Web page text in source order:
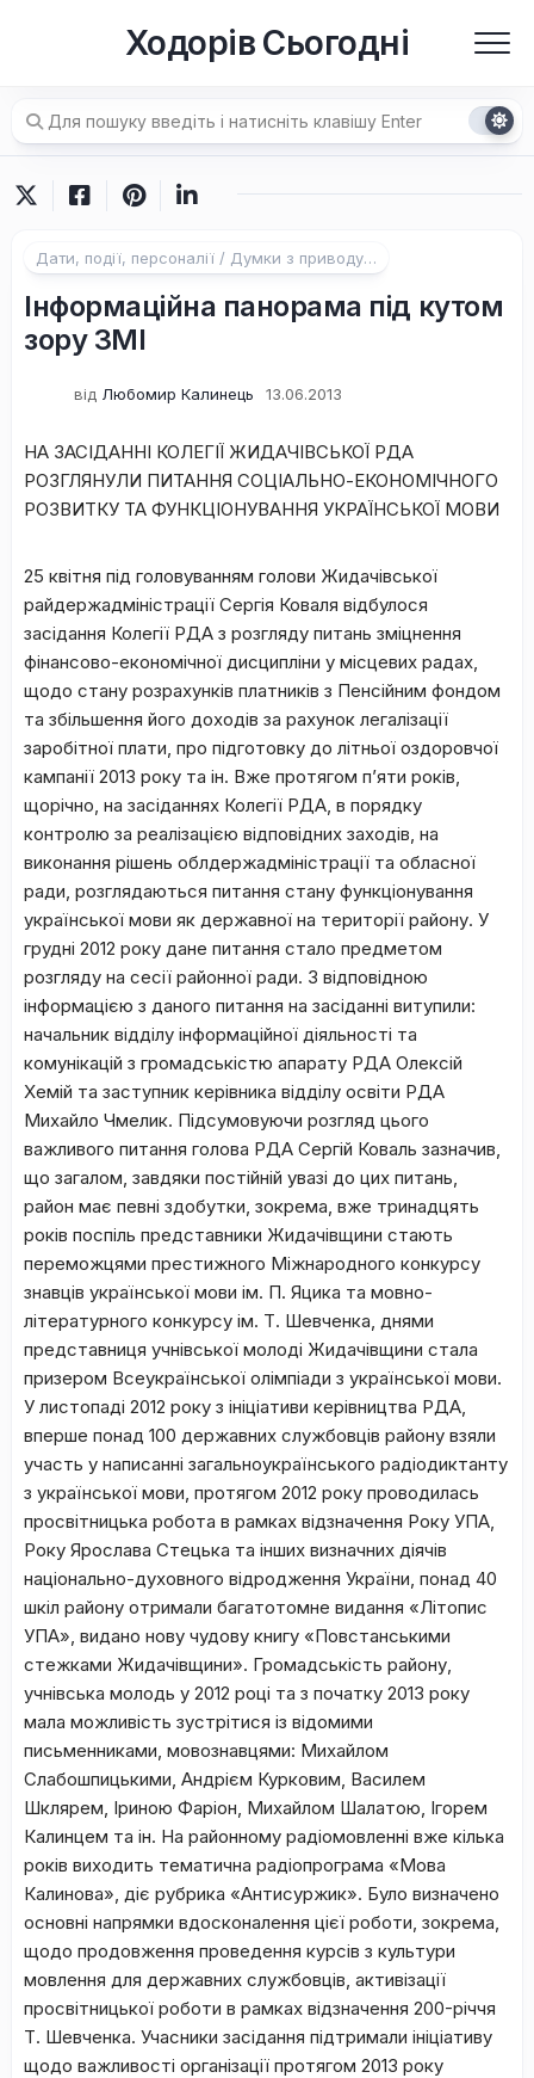
Ходорів Сьогодні
Дати, події, персоналії / Думки з приводу…
Інформаційна панорама під кутом
зору ЗМІ
від Любомир Калинець 13.06.2013
НА ЗАСІДАННІ КОЛЕГІЇ ЖИДАЧІВСЬКОЇ РДА
РОЗГЛЯНУЛИ ПИТАННЯ СОЦІАЛЬНО-ЕКОНОМІЧНОГО
РОЗВИТКУ ТА ФУНКЦІОНУВАННЯ УКРАЇНСЬКОЇ МОВИ
25 квітня під головуванням голови Жидачівської
райдержадміністрації Сергія Коваля відбулося
засідання Колегії РДА з розгляду питань зміцнення
фінансово-економічної дисципліни у місцевих радах,
щодо стану розрахунків платників з Пенсійним фондом
та збільшення його доходів за рахунок легалізації
заробітної плати, про підготовку до літньої оздоровчої
кампанії 2013 року та ін. Вже протягом п’яти років,
щорічно, на засіданнях Колегії РДА, в порядку
контролю за реалізацією відповідних заходів, на
виконання рішень облдержадміністрації та обласної
ради, розглядаються питання стану функціонування
української мови як державної на території району. У
грудні 2012 року дане питання стало предметом
розгляду на сесії районної ради. З відповідною
інформацією з даного питання на засіданні витупили:
начальник відділу інформаційної діяльності та
комунікацій з громадськістю апарату РДА Олексій
Хемій та заступник керівника відділу освіти РДА
Михайло Чмелик. Підсумовуючи розгляд цього
важливого питання голова РДА Сергій Коваль зазначив,
що загалом, завдяки постійній увазі до цих питань,
район має певні здобутки, зокрема, вже тринадцять
років поспіль представники Жидачівщини стають
переможцями престижного Міжнародного конкурсу
знавців української мови ім. П. Яцика та мовно-
літературного конкурсу ім. Т. Шевченка, днями
представниця учнівської молоді Жидачівщини стала
призером Всеукраїнської олімпіади з української мови.
У листопаді 2012 року з ініціативи керівництва РДА,
вперше понад 100 державних службовців району взяли
участь у написанні загальноукраїнського радіодиктанту
з української мови, протягом 2012 року проводилась
просвітницька робота в рамках відзначення Року УПА,
Року Ярослава Стецька та інших визначних діячів
національно-духовного відродження України, понад 40
шкіл району отримали багатотомне видання «Літопис
УПА», видано нову чудову книгу «Повстанськими
стежками Жидачівщини». Громадськість району,
учнівська молодь у 2012 році та з початку 2013 року
мала можливість зустрітися із відомими
письменниками, мовознавцями: Михайлом
Слабошпицькими, Андрієм Курковим, Василем
Шклярем, Іриною Фаріон, Михайлом Шалатою, Ігорем
Калинцем та ін. На районному радіомовленні вже кілька
років виходить тематична радіопрограма «Мова
Калинова», діє рубрика «Антисуржик». Було визначено
основні напрямки вдосконалення цієї роботи, зокрема,
щодо продовження проведення курсів з культури
мовлення для державних службовців, активізації
просвітницької роботи в рамках відзначення 200-річчя
Т. Шевченка. Учасники засідання підтримали ініціативу
щодо важливості організації протягом 2013 року